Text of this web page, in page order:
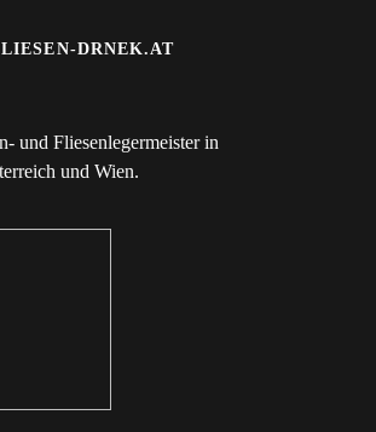
DRNEK.AT
und Fliesenlegermeister in
und Wien.